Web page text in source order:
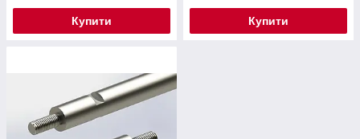
Купити Купити